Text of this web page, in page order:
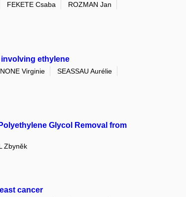
FEKETE Csaba
ROZMAN Jan
ethylene
Virginie
SEASSAU Aurélie
Glycol Removal from
Zbyněk
cancer